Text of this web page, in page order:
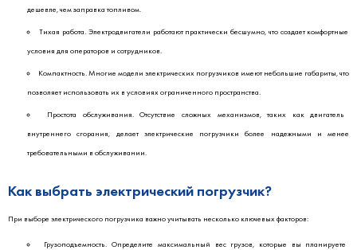
дешевле, чем заправка топливом.
Тихая работа. Электродвигатели работают практически бесшумно, что создает комфортные
условия для операторов и сотрудников.
Компактность. Многие модели электрических погрузчиков имеют небольшие габариты, что
позволяет использовать их в условиях ограниченного пространства.
Простота обслуживания. Отсутствие сложных механизмов, таких как двигатель
внутреннего сгорания, делает электрические погрузчики более надежными и менее
требовательными в обслуживании.
Как выбрать электрический погрузчик?
При выборе электрического погрузчика важно учитывать несколько ключевых факторов:
Грузоподъемность. Определите максимальный вес грузов, которые вы планируете